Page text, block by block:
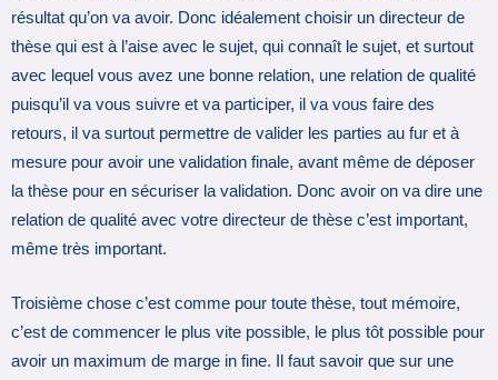
résultat qu’on va avoir. Donc idéalement choisir un directeur de
thèse qui est à l’aise avec le sujet, qui connaît le sujet, et surtout
avec lequel vous avez une bonne relation, une relation de qualité
puisqu’il va vous suivre et va participer, il va vous faire des
retours, il va surtout permettre de valider les parties au fur et à
mesure pour avoir une validation finale, avant même de déposer
la thèse pour en sécuriser la validation. Donc avoir on va dire une
relation de qualité avec votre directeur de thèse c’est important,
même très important.
Troisième chose c’est comme pour toute thèse, tout mémoire,
c’est de commencer le plus vite possible, le plus tôt possible pour
avoir un maximum de marge in fine. Il faut savoir que sur une